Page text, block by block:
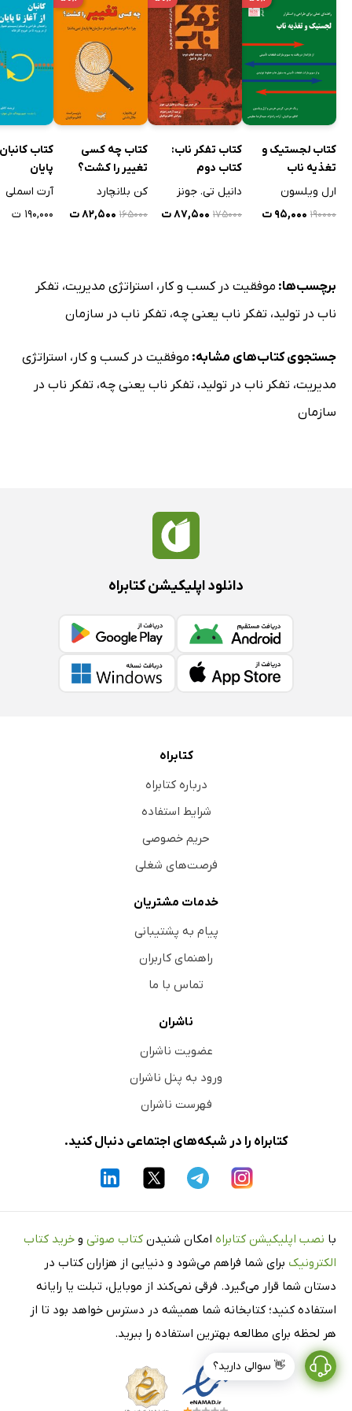
کتاب لجستیک و
تغذیه ناب
ارل ویلسون
۱۹۰۰۰۰ ۹۵,۰۰۰ ت
کتاب تفکر ناب:
کتاب دوم
دانیل تی. جونز
۱۷۵۰۰۰ ۸۷,۵۰۰ ت
کتاب چه کسی
تغییر را کشت؟
کن بلانچارد
۱۶۵۰۰۰ ۸۲,۵۰۰ ت
کتاب کانبان
پایان
آرت اسملی
۱۹۰,۰۰۰ ت
برچسب‌ها: موفقیت در کسب و کار ، استراتژی مدیریت، تفکر
ناب در تولید، تفکر ناب یعنی چه، تفکر ناب در سازمان
جستجوی کتاب‌های مشابه: موفقیت در کسب و کار ، استراتژی
مدیریت، تفکر ناب در تولید، تفکر ناب یعنی چه، تفکر ناب در
سازمان
👋 سوالی دارید؟
دانلود اپلیکیشن کتابراه
کتابراه
درباره کتابراه
شرایط استفاده
حریم خصوصی
فرصت‌های شغلی
خدمات مشتریان
پیام به پشتیبانی
راهنمای کاربران
تماس با ما
ناشران
عضویت ناشران
ورود به پنل ناشران
فهرست ناشران
کتابراه را در شبکه‌های اجتماعی دنبال کنید.
با نصب اپلیکیشن کتابراه امکان شنیدن کتاب صوتی و خرید کتاب
الکترونیک برای شما فراهم می‌شود و دنیایی از هزاران کتاب در
دستان شما قرار می‌گیرد. فرقی نمی‌کند از موبایل، تبلت یا رایانه
استفاده کنید؛ کتابخانه شما همیشه در دسترس خواهد بود تا از
هر لحظه برای مطالعه بهترین استفاده را ببرید.